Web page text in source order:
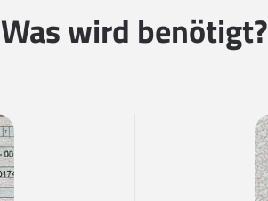
Was wird benötigt?